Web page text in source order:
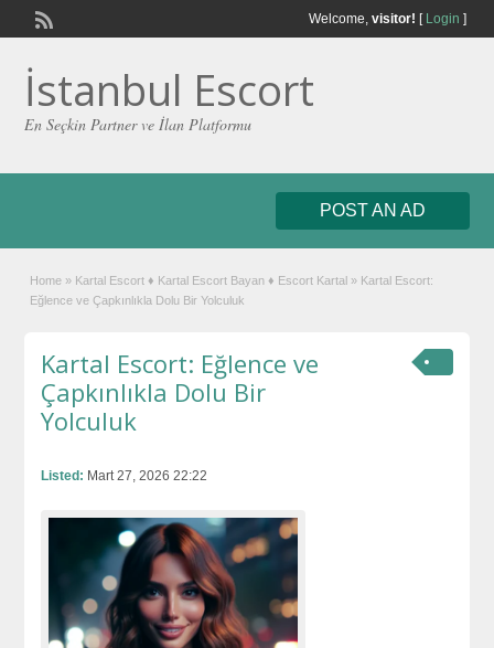
Welcome, visitor! [ Login ]
İstanbul Escort
En Seçkin Partner ve İlan Platformu
POST AN AD
Home » Kartal Escort ♦️ Kartal Escort Bayan ♦️ Escort Kartal » Kartal Escort:
Eğlence ve Çapkınlıkla Dolu Bir Yolculuk
Kartal Escort: Eğlence ve
Çapkınlıkla Dolu Bir
Yolculuk
Listed: Mart 27, 2026 22:22